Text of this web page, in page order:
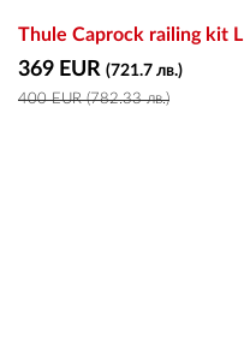
Thule Caprock railing kit L
369 EUR (721.7 лв.)
400 EUR (782.33 лв.)